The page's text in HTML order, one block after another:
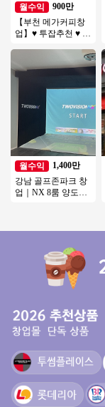
월수익
900만
【부천 메가커피창
업】♥ 투잡추천 ♥ 소
수익
월수익
1,400만
강남 골프존파크 창
업｜NX 8룸 양도양